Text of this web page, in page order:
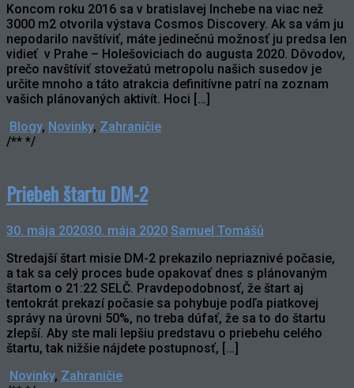
Koncom roku 2016 sa v bratislavej Inchebe na viac než
3000 m2 otvorila výstava Cosmos Discovery. Ak sa vám ju
nepodarilo navštíviť, máte jedinečnú možnosť ju predsa len
vidieť v Prahe – Holešoviciach do augusta 2020. Dôvodov,
prečo navštíviť stovežatú metropolu našich susedov je
určite mnoho a táto atrakcia definitívne patrí na zoznam
vašich plánovaných aktivít. Hoci […]
Blogy, Novinky, Zahraničie
/** */
Priebeh štartu DM-2
30. mája 202030. mája 2020 Samuel Tomášů
Stredajší štart misie DM-2 prekazilo nepriaznivé počasie,
a tak sa celý proces bude opakovať dnes s plánovaným
štartom o 21:22 SELČ. Pravdepodobnosť, že štart aj
tentokrát prekazí počasie sa pohybuje podľa piatkovej
správy na úrovni 50%, no treba dúfať, že sa to do štartu
zlepší. Aby ste mali lepšiu predstavu o priebehu celého
štartu, tak nižšie nájdete postupnosť, […]
Novinky, Zahraničie